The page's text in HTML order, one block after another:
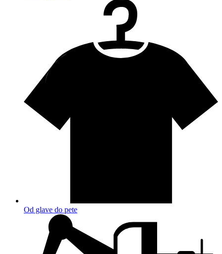
Od glave do pete